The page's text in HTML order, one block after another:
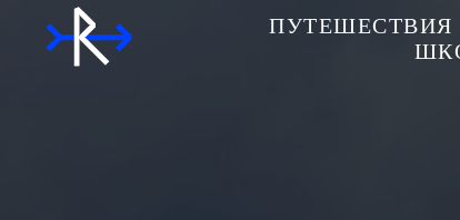
ПУТЕШЕСТВИЯ